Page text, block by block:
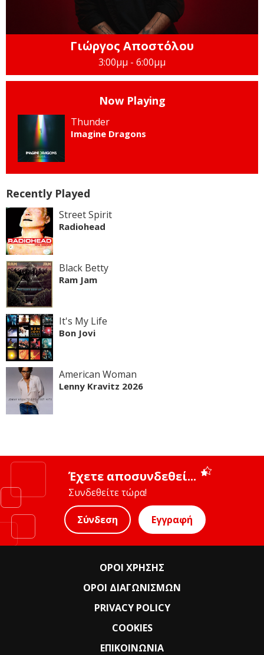
Γιώργος Αποστόλου
3:00μμ - 6:00μμ
Now Playing
Thunder
Imagine Dragons
Recently Played
Street Spirit
Radiohead
Black Betty
Ram Jam
It's My Life
Bon Jovi
American Woman
Lenny Kravitz 2026
Έχετε αποσυνδεθεί...
Συνδεθείτε τώρα!
Σύνδεση Εγγραφή
ΟΡΟΙ ΧΡΗΣΗΣ
ΟΡΟΙ ΔΙΑΓΩΝΙΣΜΩΝ
PRIVACY POLICY
COOKIES
ΕΠΙΚΟΙΝΩΝΙΑ